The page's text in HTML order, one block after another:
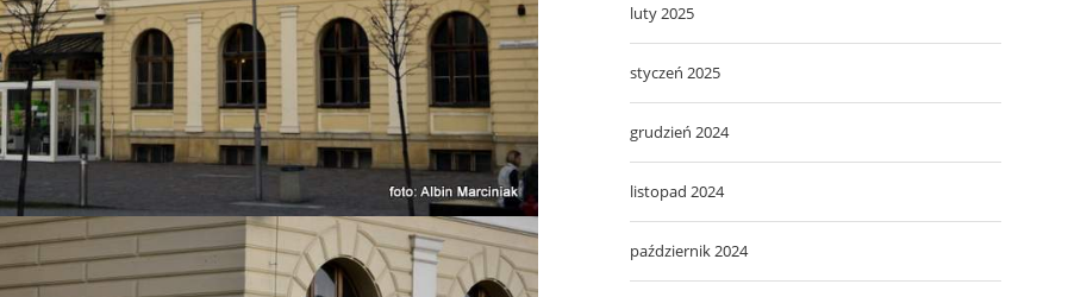
luty 2025
styczeń 2025
grudzień 2024
listopad 2024
październik 2024